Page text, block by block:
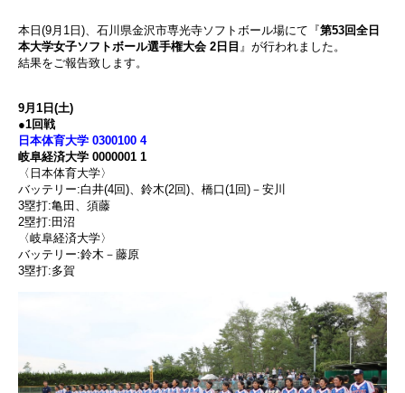
本日(9月1日)、石川県金沢市専光寺ソフトボール場にて『第53回全日
本大学女子ソフトボール選手権大会 2日目 』が行われました。
結果をご報告致します。
9月1日(土)
●1回戦
日本体育大学 0300100 4
岐阜経済大学 0000001 1
〈日本体育大学〉
バッテリー:白井(4回)、鈴木(2回)、橋口(1回)－安川
3塁打:亀田、須藤
2塁打:田沼
〈岐阜経済大学〉
バッテリー:鈴木－藤原
3塁打:多賀